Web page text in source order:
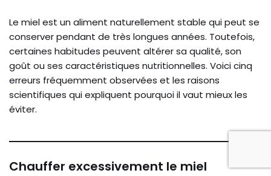
Le miel est un aliment naturellement stable qui peut se
conserver pendant de très longues années. Toutefois,
certaines habitudes peuvent altérer sa qualité, son
goût ou ses caractéristiques nutritionnelles. Voici cinq
erreurs fréquemment observées et les raisons
scientifiques qui expliquent pourquoi il vaut mieux les
éviter.
Chauffer excessivement le miel